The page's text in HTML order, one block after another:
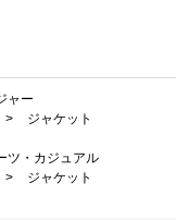
ャー
>
ジャケット
ツ・カジュアル
>
ジャケット